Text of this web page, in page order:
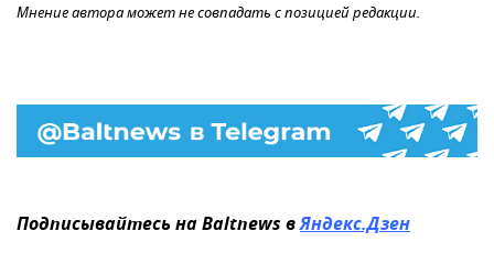
Мнение автора может не совпадать с позицией редакции.
Подписывайтесь на Baltnews вЯндекс.Дзен